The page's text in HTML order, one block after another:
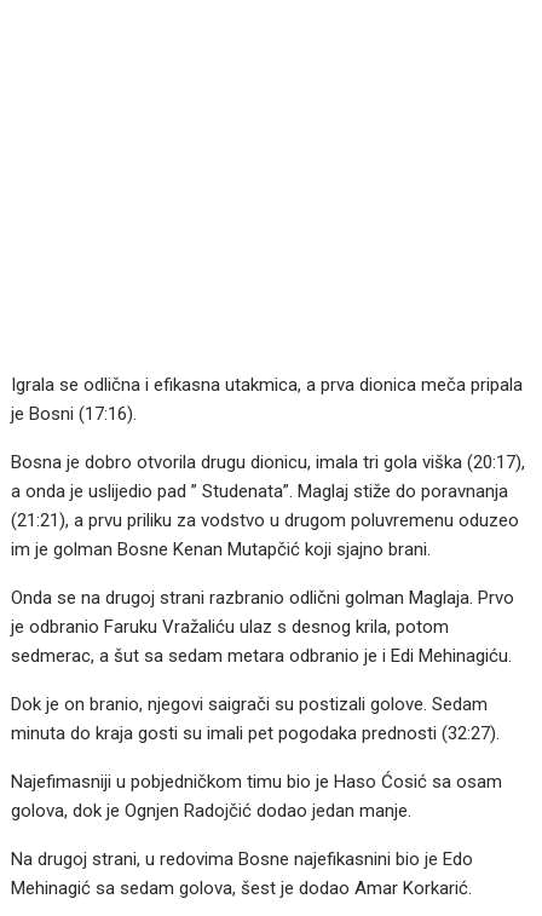
Igrala se odlična i efikasna utakmica, a prva dionica meča pripala
je Bosni (17:16).
Bosna je dobro otvorila drugu dionicu, imala tri gola viška (20:17),
a onda je uslijedio pad ” Studenata”. Maglaj stiže do poravnanja
(21:21), a prvu priliku za vodstvo u drugom poluvremenu oduzeo
im je golman Bosne Kenan Mutapčić koji sjajno brani.
Onda se na drugoj strani razbranio odlični golman Maglaja. Prvo
je odbranio Faruku Vražaliću ulaz s desnog krila, potom
sedmerac, a šut sa sedam metara odbranio je i Edi Mehinagiću.
Dok je on branio, njegovi saigrači su postizali golove. Sedam
minuta do kraja gosti su imali pet pogodaka prednosti (32:27).
Najefimasniji u pobjedničkom timu bio je Haso Ćosić sa osam
golova, dok je Ognjen Radojčić dodao jedan manje.
Na drugoj strani, u redovima Bosne najefikasnini bio je Edo
Mehinagić sa sedam golova, šest je dodao Amar Korkarić.